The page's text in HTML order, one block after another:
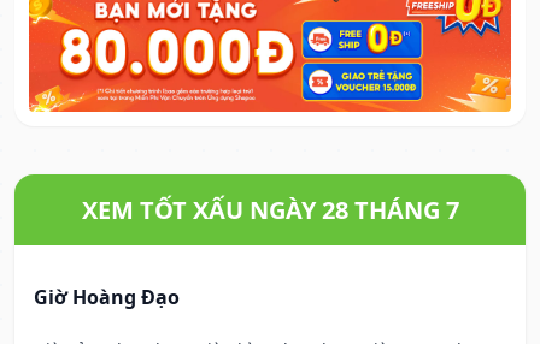
XEM TỐT XẤU NGÀY 28 THÁNG 7
Giờ Hoàng Đạo